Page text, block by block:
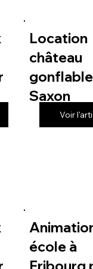
Location
château
Saxon
Voir
école à
Fribourg